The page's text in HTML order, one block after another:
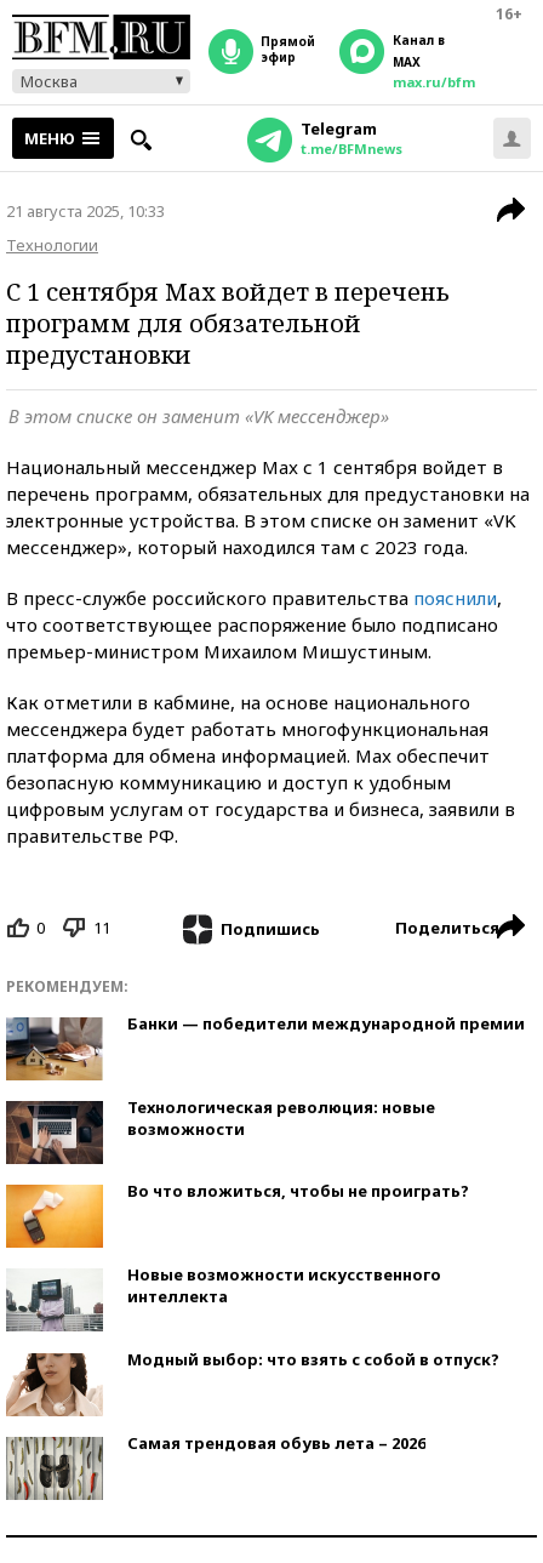
16+
Москва
прямой
эфир
Канал в
MAX
max.ru/bfm
МЕНЮ Telegram
t.me/BFMnews
21 августа 2025, 10:33
Технологии
С 1 сентября Max войдет в перечень
программ для обязательной
предустановки
В этом списке он заменит «VK мессенджер»
Национальный мессенджер Max с 1 сентября войдет в
перечень программ, обязательных для предустановки на
электронные устройства. В этом списке он заменит «VK
мессенджер», который находился там с 2023 года.
В пресс-службе российского правительства пояснили,
что соответствующее распоряжение было подписано
премьер-министром Михаилом Мишустиным.
Как отметили в кабмине, на основе национального
мессенджера будет работать многофункциональная
платформа для обмена информацией. Max обеспечит
безопасную коммуникацию и доступ к удобным
цифровым услугам от государства и бизнеса, заявили в
правительстве РФ.
0 11 Подпишись Поделиться
РЕКОМЕНДУЕМ:
Банки — победители международной премии
Технологическая революция: новые
возможности
Во что вложиться, чтобы не проиграть?
Новые возможности искусственного
интеллекта
Модный выбор: что взять с собой в отпуск?
Самая трендовая обувь лета – 2026